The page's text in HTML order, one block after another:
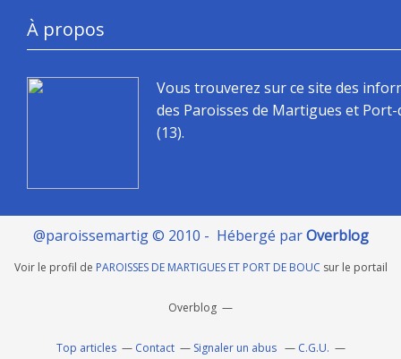
À propos
Vous trouverez sur ce site des
des Paroisses de Martigues et
(13).
@paroissemartig © 2010 - Hébergé parOverblog
Voir le profil de PAROISSES DE MARTIGUES ET PORT DE BOUC sur le portail
Overblog
Top articles Contact Signaler un abus C.G.U.